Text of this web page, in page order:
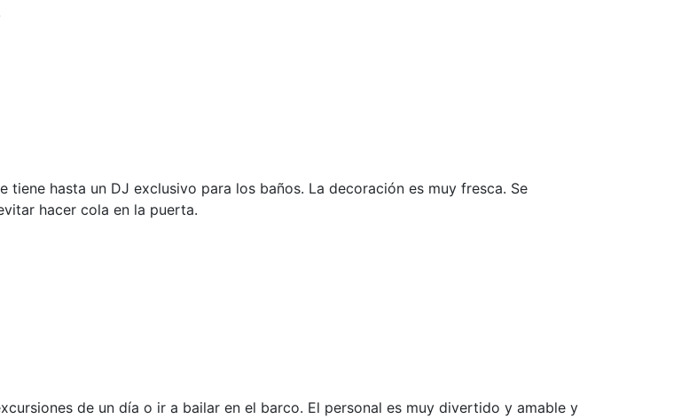
tiene hasta un DJ exclusivo para los baños. La decoración es muy fresca. Se
hacer cola en la puerta.
de un día o ir a bailar en el barco. El personal es muy divertido y amable y